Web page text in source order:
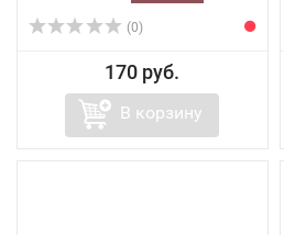
(0)
170 руб.
В корзину